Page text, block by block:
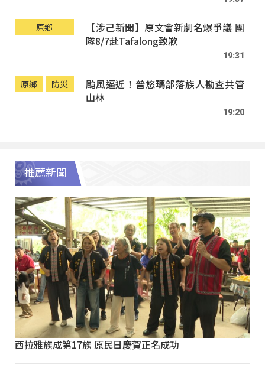
原鄉
【涉己新聞】原文會新劇名爆爭議 團
隊8/7赴Tafalong致歉
19:31
原鄉 防災
颱風逼近！普悠瑪部落族人勘查共管
山林
19:20
推薦新聞
西拉雅族成第17族 原民日慶賀正名成功